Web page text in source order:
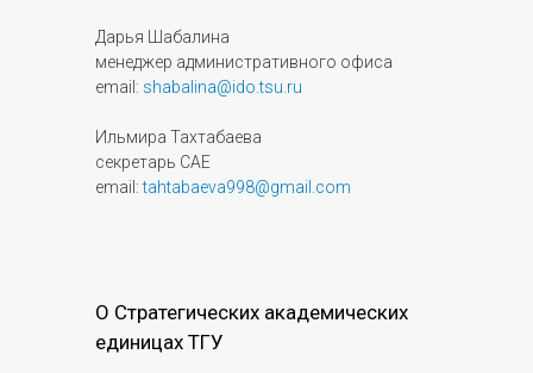
Дарья Шабалина
менеджер административного офиса
email: shabalina@ido.tsu.ru
Ильмира Тахтабаева
секретарь САЕ
email:tahtabaeva998@gmail.com
О Стратегических академических
единицах ТГУ